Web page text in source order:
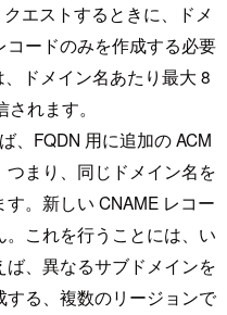
クエストするときに、ドメ
コードのみを作成する必要
ドメイン名あたり最大 8
れます。
、FQDN 用に追加の ACM
まり、同じドメイン名を
。新しい CNAME レコー
。これを行うことには、い
ば、異なるサブドメインを
る、複数のリージョンで